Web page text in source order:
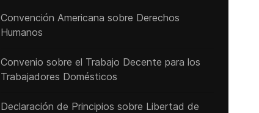
Convención Americana sobre Derechos
Humanos
Convenio sobre el Trabajo Decente para los
Trabajadores Domésticos
Declaración de Principios sobre Libertad de